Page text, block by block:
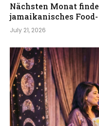
Nächsten Monat
jamaikanisches
July 21, 2026